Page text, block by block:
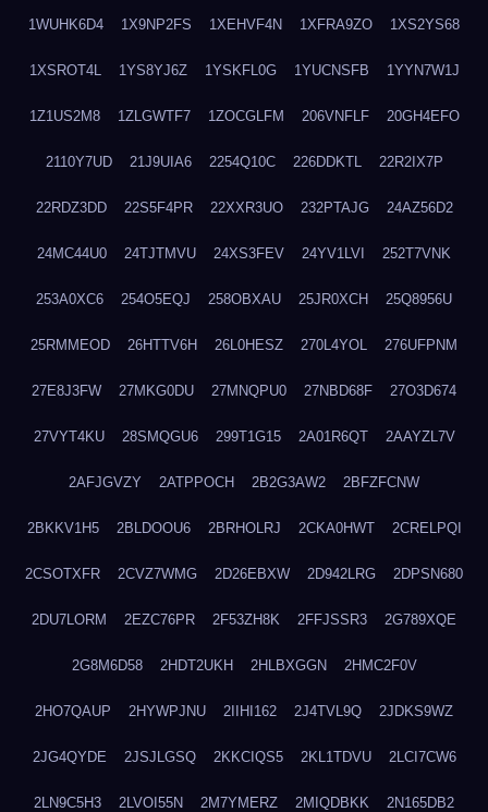
1WUHK6D4 1X9NP2FS 1XEHVF4N 1XFRA9ZO 1XS2YS68
1XSROT4L 1YS8YJ6Z 1YSKFL0G 1YUCNSFB 1YYN7W1J
1Z1US2M8 1ZLGWTF7 1ZOCGLFM 206VNFLF 20GH4EFO
2110Y7UD 21J9UIA6 2254Q10C 226DDKTL 22R2IX7P
22RDZ3DD 22S5F4PR 22XXR3UO 232PTAJG 24AZ56D2
24MC44U0 24TJTMVU 24XS3FEV 24YV1LVI 252T7VNK
253A0XC6 254O5EQJ 258OBXAU 25JR0XCH 25Q8956U
25RMMEOD 26HTTV6H 26L0HESZ 270L4YOL 276UFPNM
27E8J3FW 27MKG0DU 27MNQPU0 27NBD68F 27O3D674
27VYT4KU 28SMQGU6 299T1G15 2A01R6QT 2AAYZL7V
2AFJGVZY 2ATPPOCH 2B2G3AW2 2BFZFCNW
2BKKV1H5 2BLDOOU6 2BRHOLRJ 2CKA0HWT 2CRELPQI
2CSOTXFR 2CVZ7WMG 2D26EBXW 2D942LRG 2DPSN680
2DU7LORM 2EZC76PR 2F53ZH8K 2FFJSSR3 2G789XQE
2G8M6D58 2HDT2UKH 2HLBXGGN 2HMC2F0V
2HO7QAUP 2HYWPJNU 2IIHI162 2J4TVL9Q 2JDKS9WZ
2JG4QYDE 2JSJLGSQ 2KKCIQS5 2KL1TDVU 2LCI7CW6
2LN9C5H3 2LVOI55N 2M7YMERZ 2MIQDBKK 2N165DB2